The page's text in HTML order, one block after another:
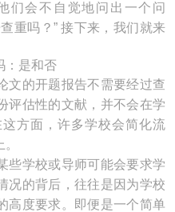
们会不自觉地问出一个问
重吗？” 接下来，我们就来
：是和否
文的开题报告不需要经过查
评估性的文献，并不会在学
方面，许多学校会简化流
些学校或导师可能会要求学
况的背后，往往是因为学校
高度要求。即便是一个简单